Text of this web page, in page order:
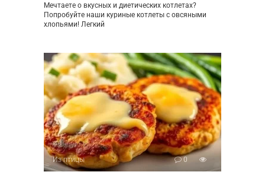
Мечтаете о вкусных и диетических котлетах?
Попробуйте наши куриные котлеты с овсяными
хлопьями! Легкий
Из птицы 0